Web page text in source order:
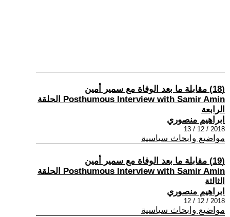
(18) مقابلة ما بعد الوفاة مع سمير أمين
Posthumous Interview with Samir Amin الحلقة
الرابعة
ابراهيم منصوري
2018 / 12 / 13
مواضيع وابحاث سياسية
(19) مقابلة ما بعد الوفاة مع سمير أمين
Posthumous Interview with Samir Amin الحلقة
الثالثة
ابراهيم منصوري
2018 / 12 / 12
مواضيع وابحاث سياسية